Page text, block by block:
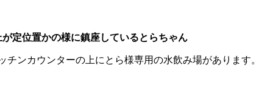
定位置かの様に鎮座しているとらちゃん
ンカウンターの上にとら様専用の水飲み場があります。